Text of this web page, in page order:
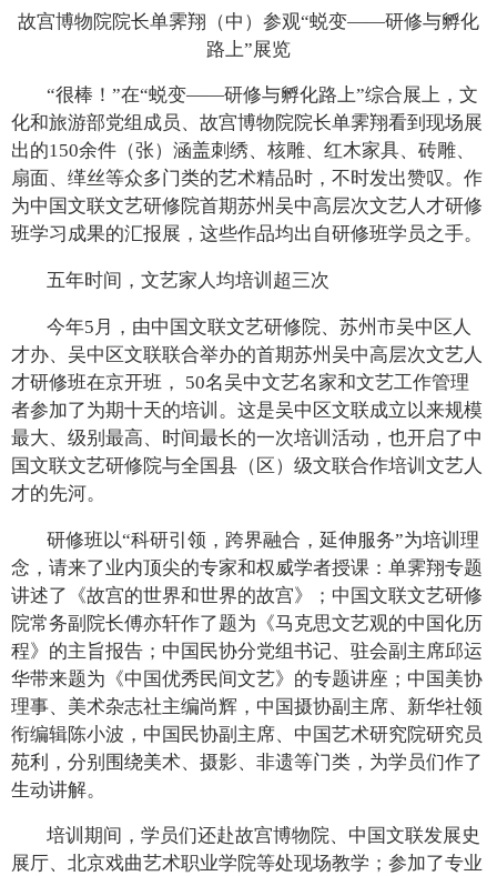
故宫博物院院长单霁翔（中）参观“蜕变——研修与孵化
路上”展览
“很棒！”在“蜕变——研修与孵化路上”综合展上，文
化和旅游部党组成员、故宫博物院院长单霁翔看到现场展
出的150余件（张）涵盖刺绣、核雕、红木家具、砖雕、
扇面、缂丝等众多门类的艺术精品时，不时发出赞叹。作
为中国文联文艺研修院首期苏州吴中高层次文艺人才研修
班学习成果的汇报展，这些作品均出自研修班学员之手。
五年时间，文艺家人均培训超三次
今年5月，由中国文联文艺研修院、苏州市吴中区人
才办、吴中区文联联合举办的首期苏州吴中高层次文艺人
才研修班在京开班， 50名吴中文艺名家和文艺工作管理
者参加了为期十天的培训。这是吴中区文联成立以来规模
最大、级别最高、时间最长的一次培训活动，也开启了中
国文联文艺研修院与全国县（区）级文联合作培训文艺人
才的先河。
研修班以“科研引领，跨界融合，延伸服务”为培训理
念，请来了业内顶尖的专家和权威学者授课：单霁翔专题
讲述了《故宫的世界和世界的故宫》；中国文联文艺研修
院常务副院长傅亦轩作了题为《马克思文艺观的中国化历
程》的主旨报告；中国民协分党组书记、驻会副主席邱运
华带来题为《中国优秀民间文艺》的专题讲座；中国美协
理事、美术杂志社主编尚辉，中国摄协副主席、新华社领
衔编辑陈小波，中国民协副主席、中国艺术研究院研究员
苑利，分别围绕美术、摄影、非遗等门类，为学员们作了
生动讲解。
培训期间，学员们还赴故宫博物院、中国文联发展史
展厅、北京戏曲艺术职业学院等处现场教学；参加了专业